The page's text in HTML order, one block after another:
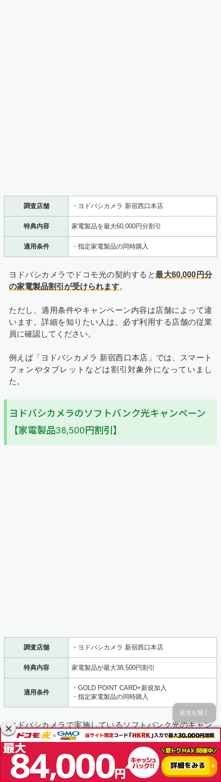
調査店舗 ・ヨドバシカメラ 新宿西口本店
特典内容 家電製品を最大60,000円分割引
適用条件 ・指定家電製品の同時購入
ヨドバシカメラでドコモ光の契約すると最大60,000円分
の家電製品割引が受けられます。
ただし、適用条件やキャンペーン内容は店舗によって違
います。詳細を知りたい人は、必ず利用する店舗の従業
員に確認してください。
例えば「ヨドバシカメラ 新宿西口本店」では、スマート
フォンやタブレットなどは割引対象外になっていまし
た。
ヨドバシカメラのソフトバンク光キャンペーン
【家電製品38,500円割引】
調査店舗 ・ヨドバシカメラ 新宿西口本店
特典内容 家電製品が最大38,500円割引
適用条件
・GOLD POINT CARD+新規加入
・指定家電製品の同時購入
ヨドバシカメラで実施しているソフトバンク光のキャン
ペーンは「家電製品最大38,500円割引」です。ただし、
割引できる家電は店舗によって決められています。
指定商品を最大3つまで割引可能です。38,500円を下回る
目次を開く